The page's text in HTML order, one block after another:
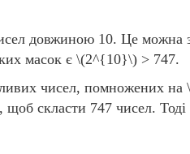
довжиною 10. Це можна
масок є \(2^{10}\) > 747.
чисел, помножених на
скласти 747 чисел.